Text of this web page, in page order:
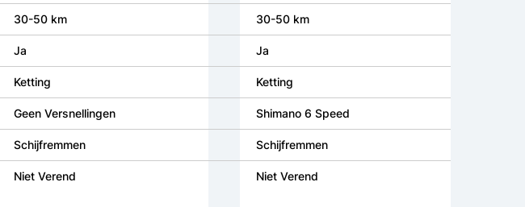
30-50 km
Ja
Ketting
Geen Versnellingen
Schijfremmen
Niet Verend
30-50 km
Ja
Ketting
Shimano 6 Speed
Schijfremmen
Niet Verend